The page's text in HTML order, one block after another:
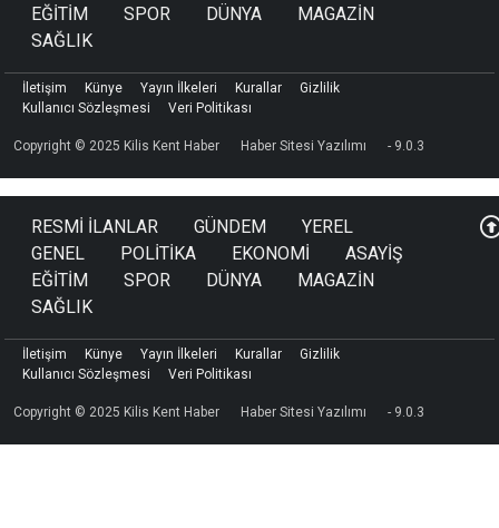
EĞİTİM
SPOR DÜNYA
MAGAZİN
SAĞLIK
Copyright © 2025 Kilis Kent Haber Haber Sitesi Yazılımı - 9.0.3
İletişim Künye Yayın İlkeleri Kurallar
Gizlilik
Kullanıcı Sözleşmesi
Veri Politikası
RESMİ İLANLAR GÜNDEM
YEREL
GENEL
POLİTİKA EKONOMİ
ASAYİŞ
EĞİTİM
SPOR DÜNYA
MAGAZİN
SAĞLIK
Copyright © 2025 Kilis Kent Haber Haber Sitesi Yazılımı - 9.0.3
İletişim Künye Yayın İlkeleri Kurallar
Gizlilik
Kullanıcı Sözleşmesi
Veri Politikası